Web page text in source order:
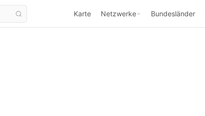
Karte Netzwerke Bundesländer